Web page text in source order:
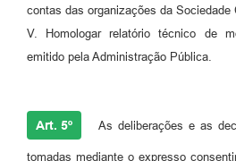
contas das organizações da Sociedade
V. Homologar relatório técnico de
emitido pela Administração Pública.
Art. 5º As deliberações e as
tomadas mediante o expresso